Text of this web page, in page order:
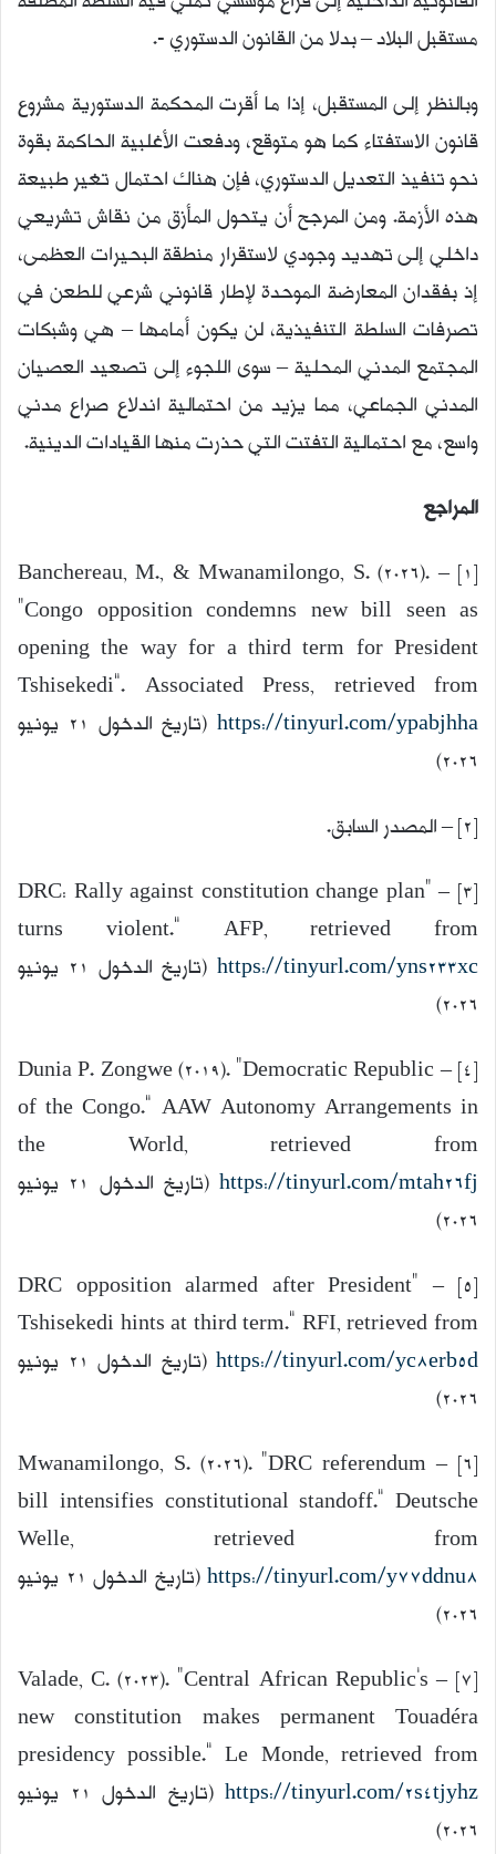
مستقبل البلاد – بدلا من القانون الدستوري -.
وبالنظر إلى المستقبل، إذا ما أقرت المحكمة الدستورية مشروع
قانون الاستفتاء كما هو متوقع، ودفعت الأغلبية الحاكمة بقوة
نحو تنفيذ التعديل الدستوري، فإن هناك احتمال تغير طبيعة
هذه الأزمة. ومن المرجح أن يتحول المأزق من نقاش تشريعي
داخلي إلى تهديد وجودي لاستقرار منطقة البحيرات العظمى،
إذ بفقدان المعارضة الموحدة لإطار قانوني شرعي للطعن في
تصرفات السلطة التنفيذية، لن يكون أمامها – هي وشبكات
المجتمع المدني المحلية – سوى اللجوء إلى تصعيد العصيان
المدني الجماعي، مما يزيد من احتمالية اندلاع صراع مدني
واسع، مع احتمالية التفتت التي حذرت منها القيادات الدينية.
المراجع
[1] – Banchereau, M., & Mwanamilongo, S. (2026).
“Congo opposition condemns new bill seen as
opening the way for a third term for President
Tshisekedi”. Associated Press, retrieved from
https://tinyurl.com/ypabjhha
(تاريخ الدخول 21 يونيو
2026)
[2] – المصدر السابق.
[3] – “DRC: Rally against constitution change plan
turns violent.” AFP, retrieved from
https://tinyurl.com/yns233xc
(تاريخ الدخول 21 يونيو
2026)
[4] – Dunia P. Zongwe (2019). “Democratic Republic
of the Congo.” AAW Autonomy Arrangements in
the World, retrieved from
https://tinyurl.com/mtah26fj
(تاريخ الدخول 21 يونيو
2026)
[5] – “DRC opposition alarmed after President
Tshisekedi hints at third term.” RFI, retrieved from
https://tinyurl.com/yc8erb5d
(تاريخ الدخول 21 يونيو
2026)
[6]
– Mwanamilongo, S. (2026). “DRC referendum
bill intensifies constitutional standoff.” Deutsche
Welle, retrieved from
https://tinyurl.com/y77ddnu8
(تاريخ الدخول 21 يونيو
2026)
[7] – Valade, C. (2023). “Central African Republic’s
new constitution makes permanent Touadéra
presidency possible.” Le Monde, retrieved from
https://tinyurl.com/2s4tjyhz
(تاريخ الدخول 21 يونيو
2026)